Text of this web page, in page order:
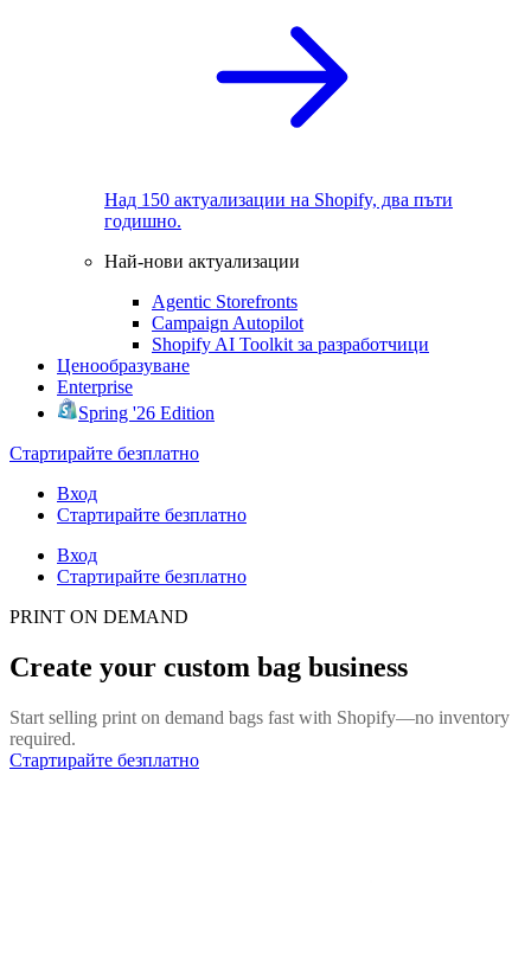
Над 150 актуализации на Shopify, два пъти
годишно.
Най-нови актуализации
Agentic Storefronts
Campaign Autopilot
Shopify AI Toolkit за разработчици
Ценообразуване
Enterprise
Spring '26 Edition
Стартирайте безплатно
Вход
Стартирайте безплатно
Вход
Стартирайте безплатно
PRINT ON DEMAND
Create your custom bag business
Start selling print on demand bags fast with Shopify—no inventory
required.
Стартирайте безплатно